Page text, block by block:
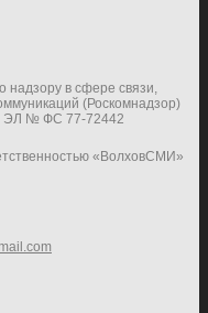
надзору в сфере связи,
(Роскомнадзор)
ЭЛ № ФС 77-72442
«ВолховСМИ»